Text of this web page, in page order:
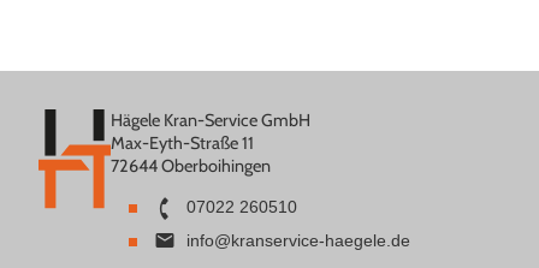
Hägele Kran-Service GmbH
Max-Eyth-Straße 11
72644 Oberboihingen
07022 260510
info@kranservice-haegele.de